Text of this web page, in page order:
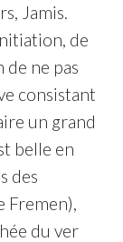
Jamis.
de
de ne pas
consistant
un grand
belle en
des
Fremen),
du ver